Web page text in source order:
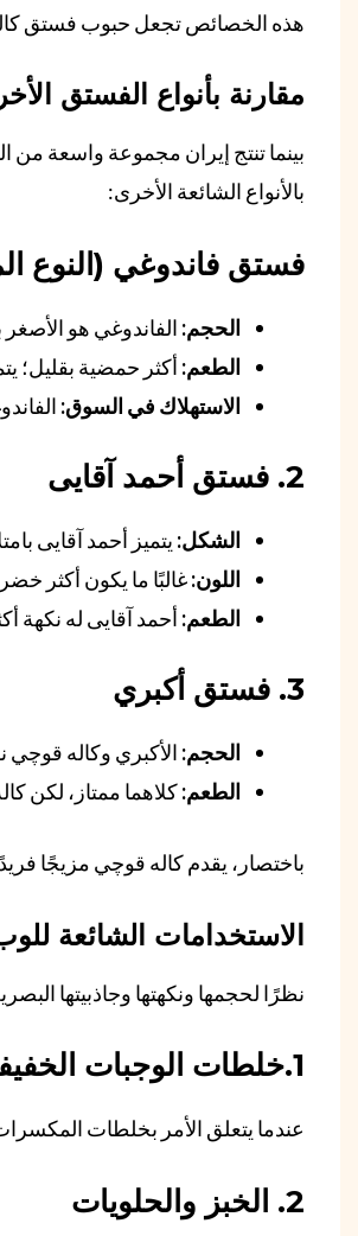
هذه الخصائص تجعل حبوب فستق كاله
مقارنة بأنواع الفستق
بينما تنتج إيران مجموعة واسعة
بالأنواع الشائعة الأخرى:
فستق فاندوغي (النوع
الحجم: الفاندوغي هو الأصغر
الطعم: أكثر حمضية بقليل؛
الاستهلاك في السوق:
2. فستق أحمد آقایی
الشكل: يتميز أحمد آقایی
اللون:غالبًا ما يكون أكثر
الطعم: أحمد آقایی له نكهة
3. فستق أكبري
الحجم: الأكبري وكاله قوچي
الطعم:كلاهما ممتاز، لكن
باختصار، يقدم كاله قوچي مزيجًا
الاستخدامات الشائعة
نظرًا لحجمها ونكهتها وجاذبيتها
1.خلطات الوجبات الخفيفة الفاخرة
عندما يتعلق الأمر بخلطات
2. الخبز والحلويات